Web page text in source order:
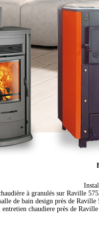
à granulés sur Raville
de bain design près de Raville
chaudiere près de